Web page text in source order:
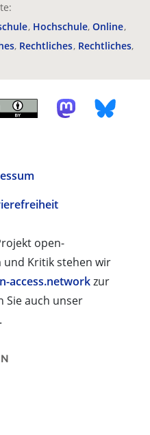
Hochschule Online
Rechtliches Rechtliches
open-
und Kritik stehen wir
access.networkzur
Sie auch unser